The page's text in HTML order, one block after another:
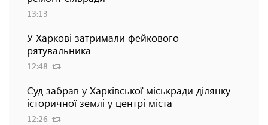
13:13
У Харкові затримали фейкового
рятувальника
12:48
Суд забрав у Харківської міськради ділянку
історичної землі у центрі міста
12:26